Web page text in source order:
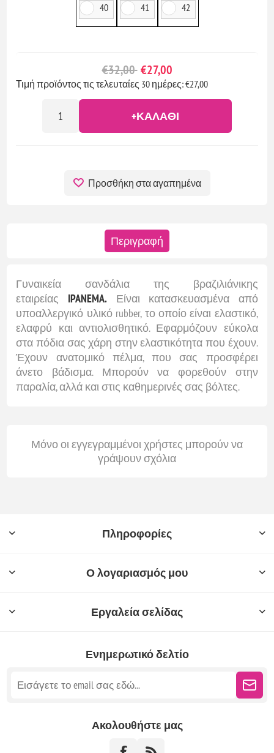
40 41 42
€32,00 €27,00
Τιμή προϊόντος τις τελευταίες 30 ημέρες: €27,00
+ΚΑΛΆΘΙ
Προσθήκη στα αγαπημένα
Περιγραφή
Γυναικεία σανδάλια της βραζιλιάνικης
εταιρείας IPANEMA.Είναι κατασκευασμένα από
υποαλλεργικό υλικό rubber, το οποίο είναι ελαστικό,
ελαφρύ και αντιολισθητικό. Εφαρμόζουν εύκολα
στα πόδια σας χάρη στην ελαστικότητα που έχουν.
Έχουν ανατομικό πέλμα, που σας προσφέρει
άνετο βάδισμα. Μπορούν να φορεθούν στην
παραλία, αλλά και στις καθημερινές σας βόλτες.
Μόνο οι εγγεγραμμένοι χρήστες μπορούν να
γράψουν σχόλια
Πληροφορίες
Ο λογαριασμός μου
Εργαλεία σελίδας
Ενημερωτικό δελτίο
Ακολουθήστε μας